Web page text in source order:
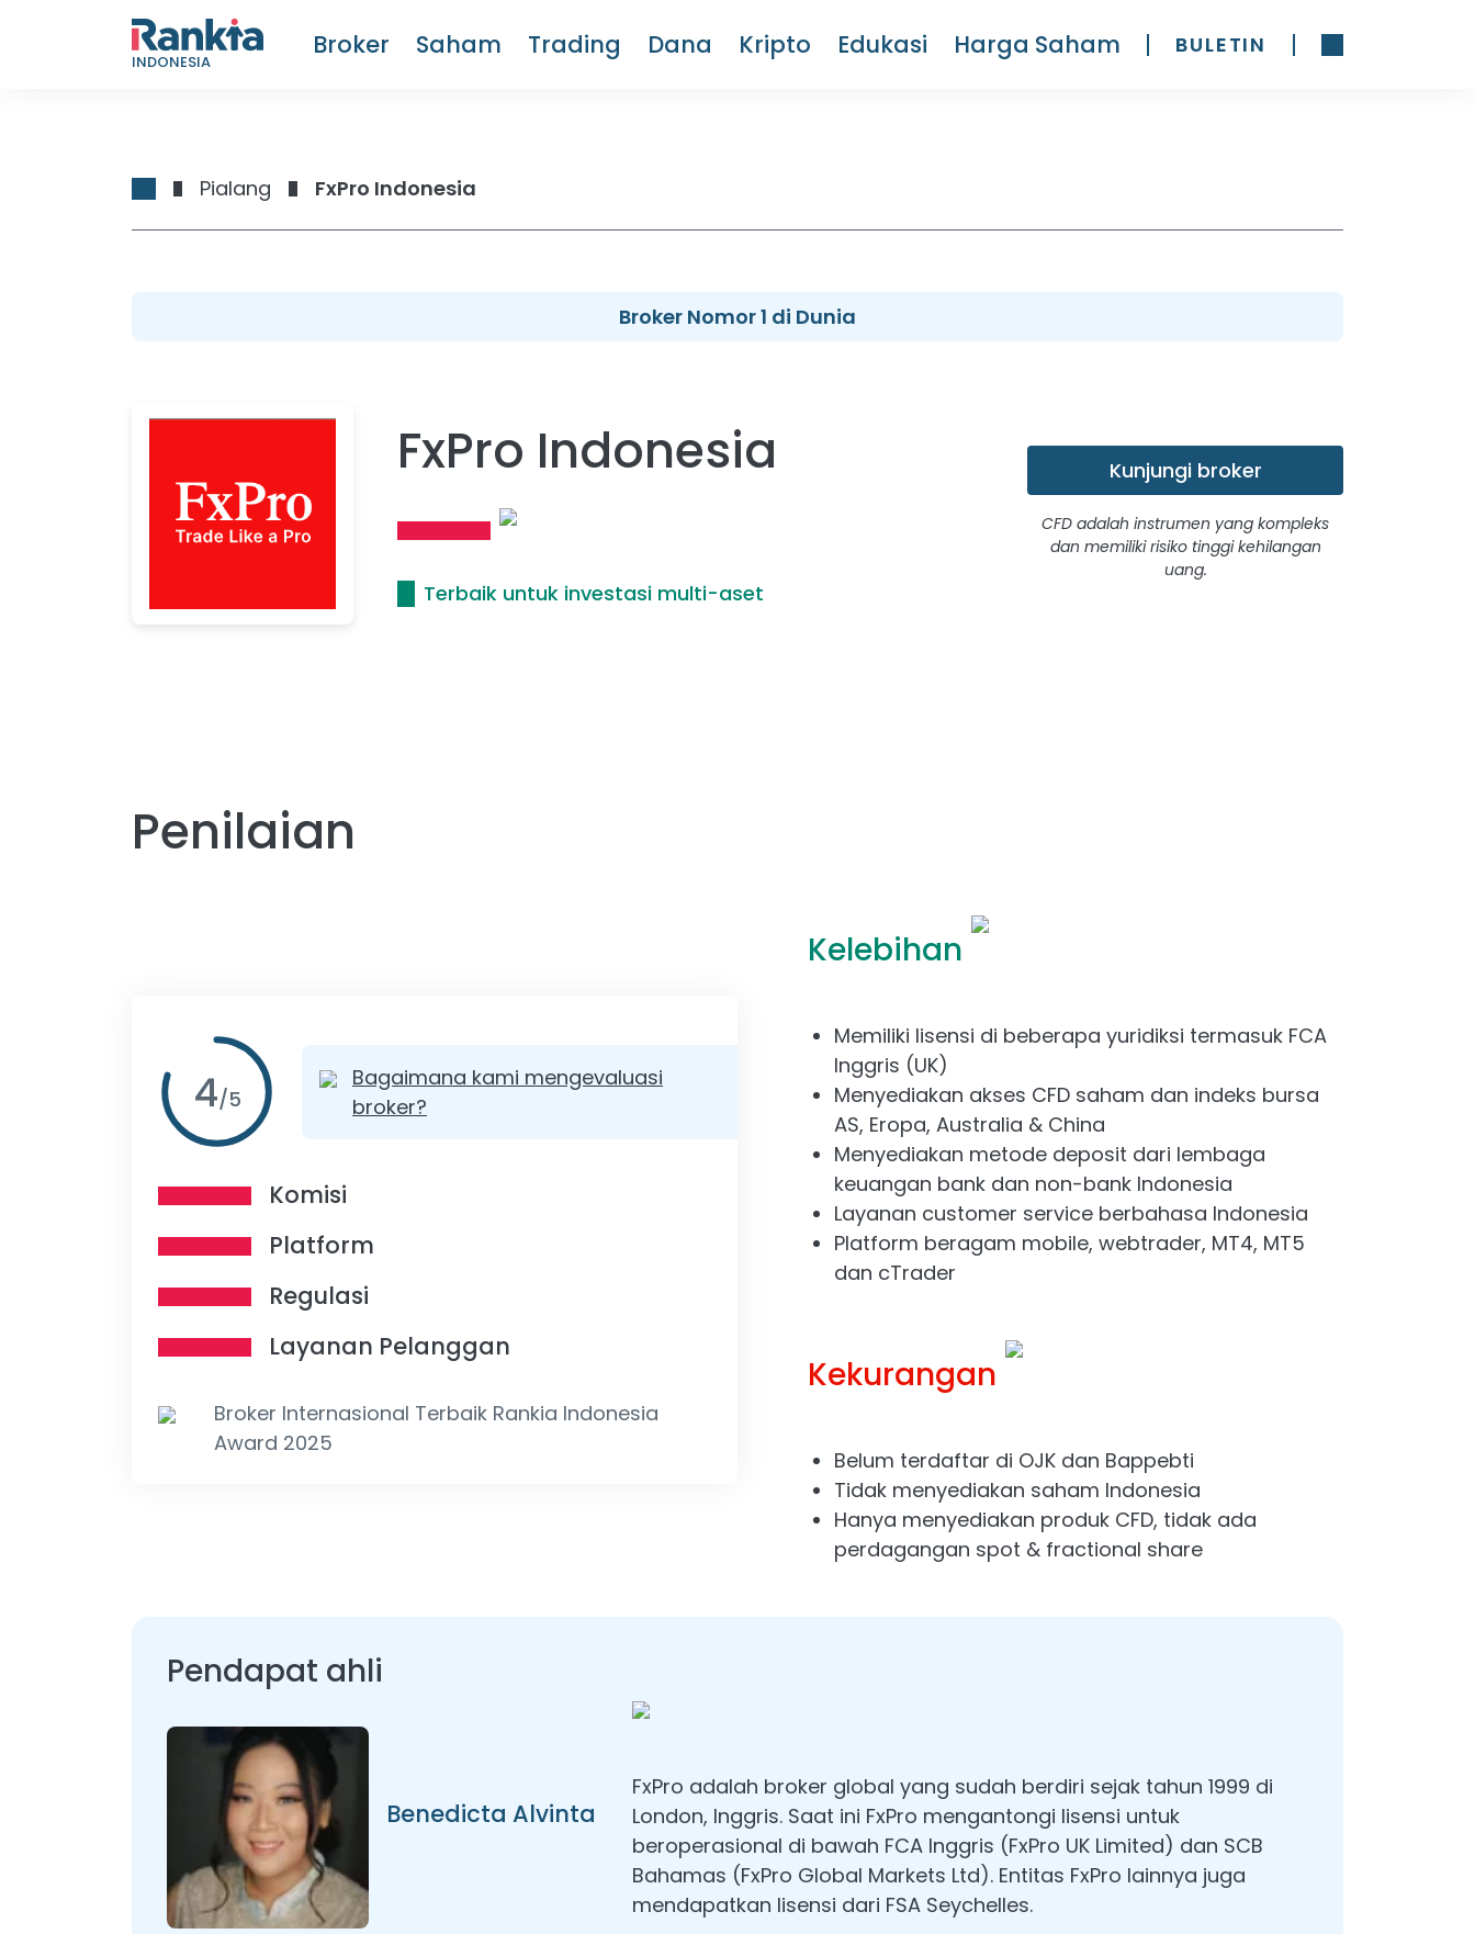
INDONESIA
Broker Saham Trading Dana Kripto Edukasi Harga Saham BULETIN
Pialang FxPro Indonesia
Broker Nomor 1 di Dunia
FxPro Indonesia
Terbaik untuk investasi multi-aset
Kunjungi broker
CFD adalah instrumen yang kompleks
dan memiliki risiko tinggi kehilangan
uang.
Penilaian
4/5
Bagaimana kami mengevaluasi
broker?
Komisi
Platform
Regulasi
Layanan Pelanggan
Broker Internasional Terbaik Rankia Indonesia
Award 2025
Kelebihan
Memiliki lisensi di beberapa yuridiksi termasuk FCA
Inggris (UK)
Menyediakan akses CFD saham dan indeks bursa
AS, Eropa, Australia & China
Menyediakan metode deposit dari lembaga
keuangan bank dan non-bank Indonesia
Layanan customer service berbahasa Indonesia
Platform beragam mobile, webtrader, MT4, MT5
dan cTrader
Kekurangan
Belum terdaftar di OJK dan Bappebti
Tidak menyediakan saham Indonesia
Hanya menyediakan produk CFD, tidak ada
perdagangan spot & fractional share
Pendapat ahli
Benedicta Alvinta
FxPro adalah broker global yang sudah berdiri sejak tahun 1999 di
London, Inggris. Saat ini FxPro mengantongi lisensi untuk
beroperasional di bawah FCA Inggris (FxPro UK Limited) dan SCB
Bahamas (FxPro Global Markets Ltd). Entitas FxPro lainnya juga
mendapatkan lisensi dari FSA Seychelles.